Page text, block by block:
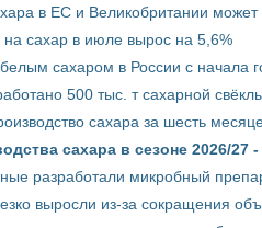
в ЕС и Великобритании
сахар в июле вырос на 5,6%
сахаром в России с начала
500 тыс. т сахарной
сахара за шесть
сахара в сезоне 2026/
разработали микробный
выросли из-за сокращения